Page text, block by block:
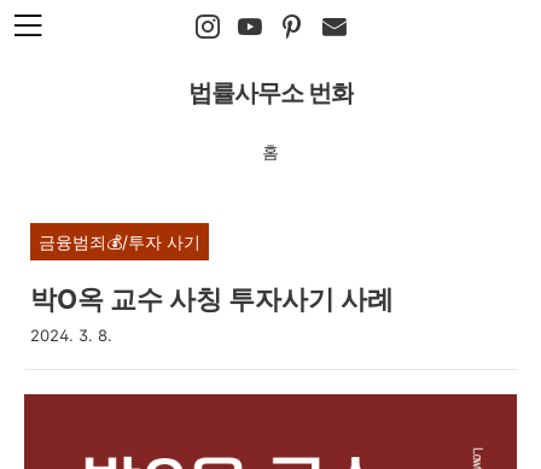
본문 바로가기
법률사무소 번화
홈
금융범죄💰/투자 사기
박O옥 교수 사칭 투자사기 사례
2024. 3. 8.